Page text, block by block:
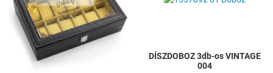
DÍSZDOBOZ 3db-os VINTAGE
004